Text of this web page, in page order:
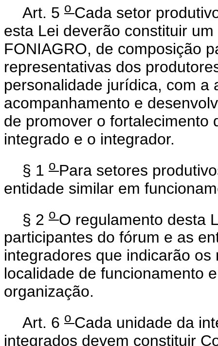
Art. 5 o Cada setor
esta Lei deverão constituir
FONIAGRO, de composição
representativas dos
personalidade jurídica, com a
acompanhamento e
de promover o fortalecimento
integrado e o integrador.
§ 1 o Para setores
entidade similar em
§ 2 o O regulamento desta
participantes do fórum e as
integradores que indicarão
localidade de funcionamento
organização.
Art. 6 o Cada unidade da
integrados devem constituir